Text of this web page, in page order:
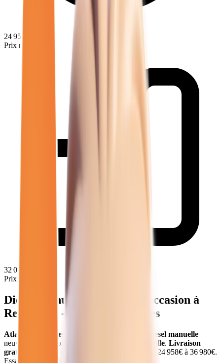
24 958
Prix minimum
32 050
Prix moyen
Diesel Manuelle neuves et d'occasion à
Reims
) - Atlas Automobiles
Atlas Automobiles
diesel manuelle
neuves et d'occasion
manuelle. Livraison
gratuite à
24 958€ à 36 980€.
Essai gratuit, garantie et financement disponible.